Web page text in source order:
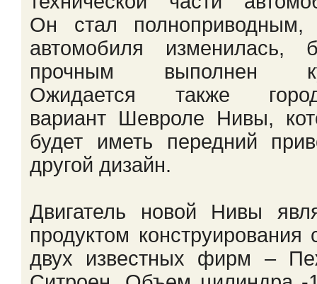
Он стал полноприводным,
автомобиля изменилась,
прочным выполнен
Ожидается также
вариант Шевроле Нивы,
будет иметь передний
другой дизайн.
Двигатель новой Нивы
продуктом конструирования
двух известных фирм –